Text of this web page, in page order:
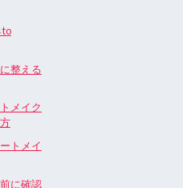
to
整える
メイク
トメイ
に確認